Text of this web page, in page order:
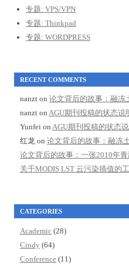
专题: VPS/VPN
专题: Thinkpad
专题: WORDPRESS
RECENT COMMENTS
nanzt on 论文背后的故事：融冻
nanzt on AGU期刊投稿的状态说
Yunfei on AGU期刊投稿的状态
红龙 on 论文背后的故事：融冻
论文背后的故事：一张2010年
关于MODIS LST 云污染插值的
CATEGORIES
Academic (28)
Cindy (64)
Conference (11)